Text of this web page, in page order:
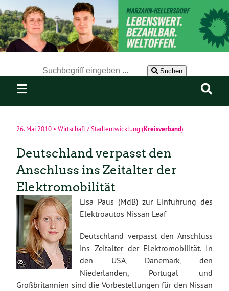
Suchen
26. Mai 2010 • Wirtschaft / Stadtentwicklung (Kreisverband)
Deutschland verpasst den
Anschluss ins Zeitalter der
Elektromobilität
Lisa Paus (MdB) zur Einführung des
Elektroautos Nissan Leaf
Deutschland verpasst den Anschluss
ins Zeitalter der Elektromobilität. In
den USA, Dänemark, den
Niederlanden, Portugal und
Großbritannien sind die Vorbestellungen für den Nissan